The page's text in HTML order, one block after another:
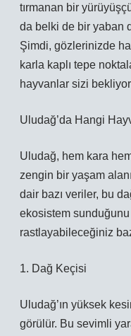
tırmanan bir
da belki de bir yaban
Şimdi, gözlerinizde
karla kaplı tepe
hayvanlar sizi
Uludağ’da Hangi
Uludağ, hem kara
zengin bir yaşam
dair bazı veriler, bu
ekosistem
rastlayabileceğiniz
1. Dağ Keçisi
Uludağ’ın yüksek
görülür. Bu sevimli